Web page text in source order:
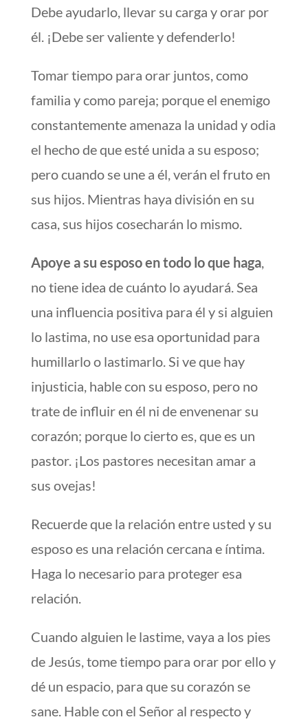
Debe ayudarlo, llevar su carga y orar por
él. ¡Debe ser valiente y defenderlo!
Tomar tiempo para orar juntos, como
familia y como pareja; porque el enemigo
constantemente amenaza la unidad y odia
el hecho de que esté unida a su esposo;
pero cuando se une a él, verán el fruto en
sus hijos. Mientras haya división en su
casa, sus hijos cosecharán lo mismo.
Apoye a su esposo en todo lo que haga,
no tiene idea de cuánto lo ayudará. Sea
una influencia positiva para él y si alguien
lo lastima, no use esa oportunidad para
humillarlo o lastimarlo. Si ve que hay
injusticia, hable con su esposo, pero no
trate de influir en él ni de envenenar su
corazón; porque lo cierto es, que es un
pastor. ¡Los pastores necesitan amar a
sus ovejas!
Recuerde que la relación entre usted y su
esposo es una relación cercana e íntima.
Haga lo necesario para proteger esa
relación.
Cuando alguien le lastime, vaya a los pies
de Jesús, tome tiempo para orar por ello y
dé un espacio, para que su corazón se
sane. Hable con el Señor al respecto y